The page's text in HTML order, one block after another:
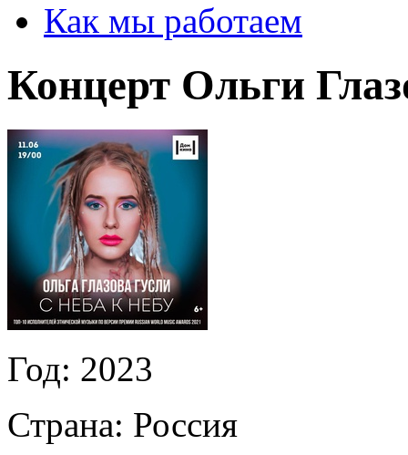
Как мы работаем
Концерт Ольги
Год: 2023
Страна: Россия